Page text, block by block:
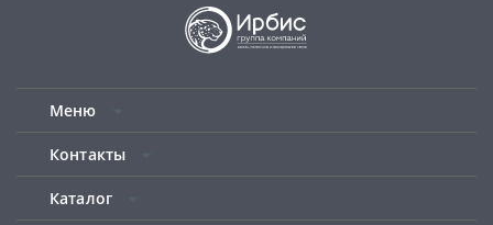
Меню
Контакты
Каталог